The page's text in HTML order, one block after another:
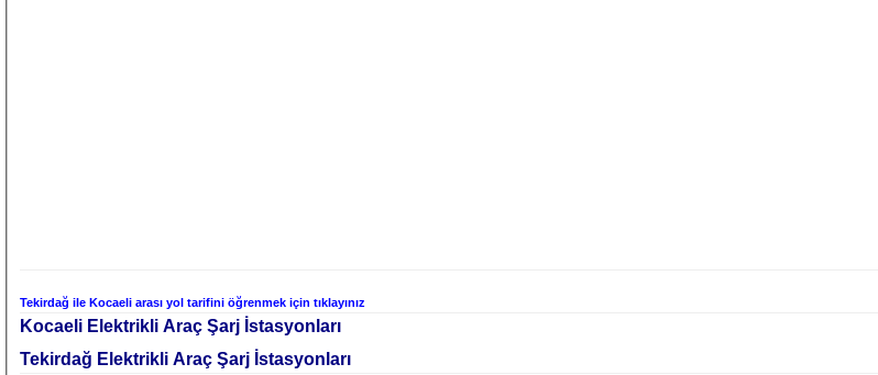
Tekirdağ ile Kocaeli arası yol tarifini öğrenmek için tıklayınız
Kocaeli Elektrikli Araç Şarj İstasyonları
Tekirdağ Elektrikli Araç Şarj İstasyonları